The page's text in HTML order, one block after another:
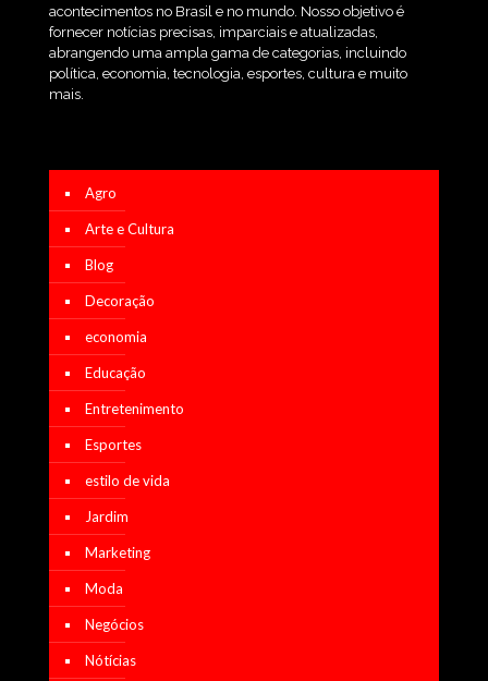
acontecimentos no Brasil e no mundo. Nosso objetivo é
fornecer notícias precisas, imparciais e atualizadas,
abrangendo uma ampla gama de categorias, incluindo
política, economia, tecnologia, esportes, cultura e muito
mais.
Agro
Arte e Cultura
Blog
Decoração
economia
Educação
Entretenimento
Esportes
estilo de vida
Jardim
Marketing
Moda
Negócios
Nótícias